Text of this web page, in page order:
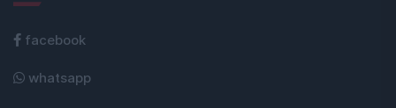
facebook
whatsapp